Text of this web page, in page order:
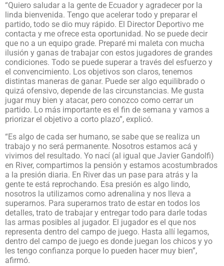
“Quiero saludar a la gente de Ecuador y agradecer por la
linda bienvenida. Tengo que acelerar todo y preparar el
partido, todo se dio muy rápido. El Director Deportivo me
contacta y me ofrece esta oportunidad. No se puede decir
que no a un equipo grade. Preparé mi maleta con mucha
ilusión y ganas de trabajar con estos jugadores de grandes
condiciones. Todo se puede superar a través del esfuerzo y
el convencimiento. Los objetivos son claros, tenemos
distintas maneras de ganar. Puede ser algo equilibrado o
quizá ofensivo, depende de las circunstancias. Me gusta
jugar muy bien y atacar, pero conozco como cerrar un
partido. Lo más importante es el fin de semana y vamos a
priorizar el objetivo a corto plazo”, explicó.
“Es algo de cada ser humano, se sabe que se realiza un
trabajo y no será permanente. Nosotros estamos acá y
vivimos del resultado. Yo nací (al igual que Javier Gandolfi)
en River, compartimos la pensión y estamos acostumbrados
a la presión diaria. En River das un pase para atrás y la
gente te está reprochando. Esa presión es algo lindo,
nosotros la utilizamos como adrenalina y nos lleva a
superarnos. Para superarnos trato de estar en todos los
detalles, trato de trabajar y entregar todo para darle todas
las armas posibles al jugador. El jugador es el que nos
representa dentro del campo de juego. Hasta allí legamos,
dentro del campo de juego es donde juegan los chicos y yo
les tengo confianza porque lo pueden hacer muy bien”,
afirmó.